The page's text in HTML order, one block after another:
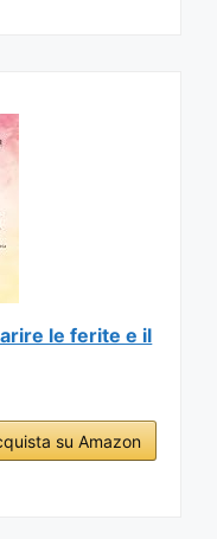
le ferite e il
su Amazon